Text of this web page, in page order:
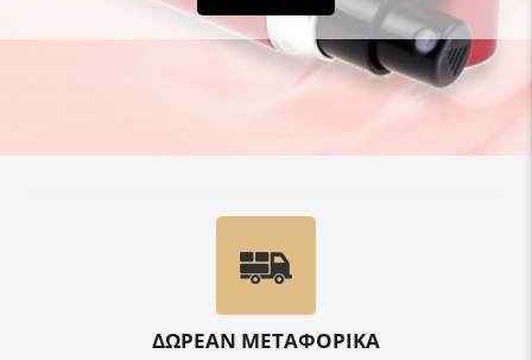
ΔΩΡΕΑΝ ΜΕΤΑΦΟΡΙΚΑ